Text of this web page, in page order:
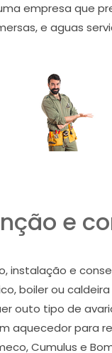
empresa que
e aguas
e
instalação e
boiler ou
outo tipo de
aquecedor para
Cumulus e